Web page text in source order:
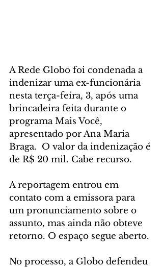
A Rede Globo foi condenada a
indenizar uma ex-funcionária
nesta terça-feira, 3, após uma
brincadeira feita durante o
programa Mais Você,
apresentado por Ana Maria
Braga.  O valor da indenização é
de R$ 20 mil. Cabe recurso.
A reportagem entrou em
contato com a emissora para
um pronunciamento sobre o
assunto, mas ainda não obteve
retorno. O espaço segue aberto.
No processo, a Globo defendeu